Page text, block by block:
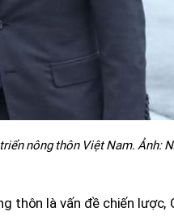
nông thôn Việt Nam. Ảnh:
thôn là vấn đề chiến lược,